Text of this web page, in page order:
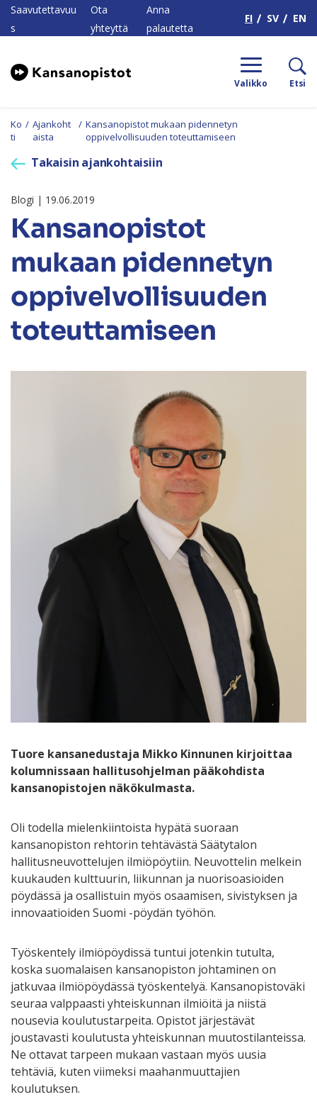
Saavutettavuu
s
Ota
yhteyttä
Anna
palautetta
FI SV EN
Valikko Etsi
Ko
ti
/ Ajankoht
aista
/ Kansanopistot mukaan pidennetyn
oppivelvollisuuden toteuttamiseen
Takaisin ajankohtaisiin
Blogi | 19.06.2019
Kansanopistot
mukaan pidennetyn
oppivelvollisuuden
toteuttamiseen
Tuore kansanedustaja Mikko Kinnunen kirjoittaa
kolumnissaan hallitusohjelman pääkohdista
kansanopistojen näkökulmasta.
Oli todella mielenkiintoista hypätä suoraan
kansanopiston rehtorin tehtävästä Säätytalon
hallitusneuvottelujen ilmiöpöytiin. Neuvottelin melkein
kuukauden kulttuurin, liikunnan ja nuorisoasioiden
pöydässä ja osallistuin myös osaamisen, sivistyksen ja
innovaatioiden Suomi -pöydän työhön.
Työskentely ilmiöpöydissä tuntui jotenkin tutulta,
koska suomalaisen kansanopiston johtaminen on
jatkuvaa ilmiöpöydässä työskentelyä. Kansanopistoväki
seuraa valppaasti yhteiskunnan ilmiöitä ja niistä
nousevia koulutustarpeita. Opistot järjestävät
joustavasti koulutusta yhteiskunnan muutostilanteissa.
Ne ottavat tarpeen mukaan vastaan myös uusia
tehtäviä, kuten viimeksi maahanmuuttajien
koulutuksen.